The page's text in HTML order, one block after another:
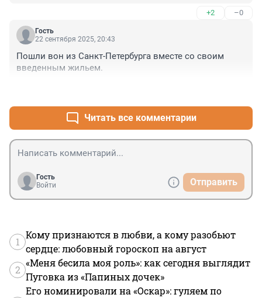
+2 –0
Гость
22 сентября 2025, 20:43
Пошли вон из Санкт-Петербурга вместе со своим
введенным жильем.
Читать все комментарии
Гость
Войти
Отправить
1
Кому признаются в любви, а кому разобьют
сердце: любовный гороскоп на август
2
«Меня бесила моя роль»: как сегодня выглядит
Пуговка из «Папиных дочек»
Его номинировали на «Оскар»: гуляем по